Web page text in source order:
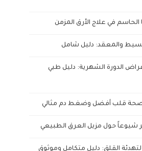
في علاج الأرق المزمن
والمعقد: دليل شامل
الدورة الشهرية: دليل طبي
لصحة قلب أفضل وضغط دم مثالي
شيوعاً حول مزيل العرق الطبيعي
القلق: دليل متكامل وموثوق